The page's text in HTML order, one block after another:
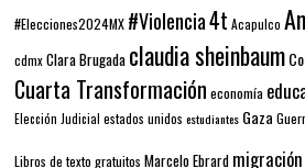
#Elecciones2024MX #Violencia4t Acapulco
cdmx Clara Brugada claudia sheinbaum
Cuarta Transformación economía
Elección Judicial estados unidos estudiantes Gaza
Libros de texto gratuitos Marcelo Ebrard migración